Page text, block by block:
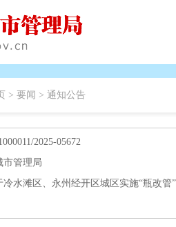
> 要闻 > 通知公告
2025-05672
市管理局
冷水滩区、永州经开区城区实施“瓶改管